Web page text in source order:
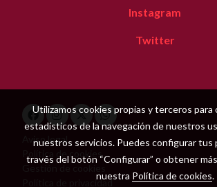
Instagram
Twitter
Aviso legal
Política de cookies
Política de privacidad
Utilizamos cookies propias y terceros
estadísticos de la navegación de nuestros
nuestros servicios. Puedes configurar tus
través del botón “Configurar” o obtener
nuestra Política de cookies.